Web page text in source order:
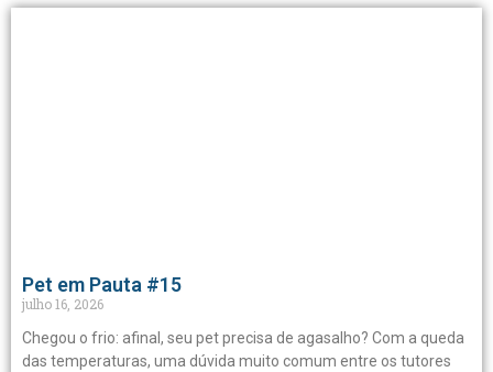
Pet em Pauta #15
julho 16, 2026
Chegou o frio: afinal, seu pet precisa de agasalho? Com a queda
das temperaturas, uma dúvida muito comum entre os tutores